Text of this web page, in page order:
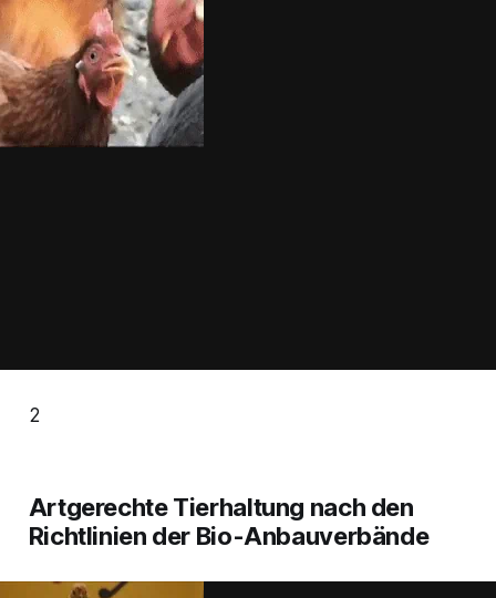
2
Artgerechte Tierhaltung nach den
Richtlinien der Bio-Anbauverbände